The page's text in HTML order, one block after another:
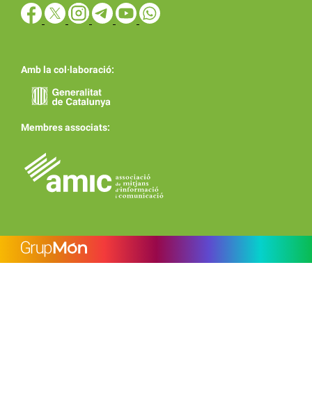
Amb la col·laboració:
Membres associats: